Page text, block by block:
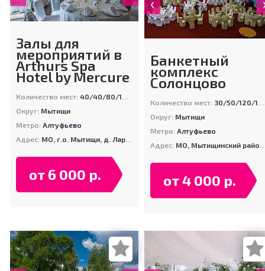
Залы для
мероприятий в
Arthurs Spa
Hotel by Mercure
Количество мест:40/40/80/120/120/120/200
Округ: Мытищи
Метро:Алтуфьево
Адрес: МО, г.о. Мытищи, д. Ларёво, ул. Хвойная, стр. 26
от 6 000 р.
Банкетный
комплекс
Солонцово
Количество мест: 30/50/120/120/120/300
Округ: Мытищи
Метро: Алтуфьево
Адрес: МО, Мытищинский район, поселок "Летчик-Испытатель"
от 4 000 р.